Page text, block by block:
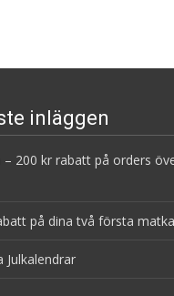
inläggen
– 200 kr rabatt på orders
på dina två första
Julkalendrar